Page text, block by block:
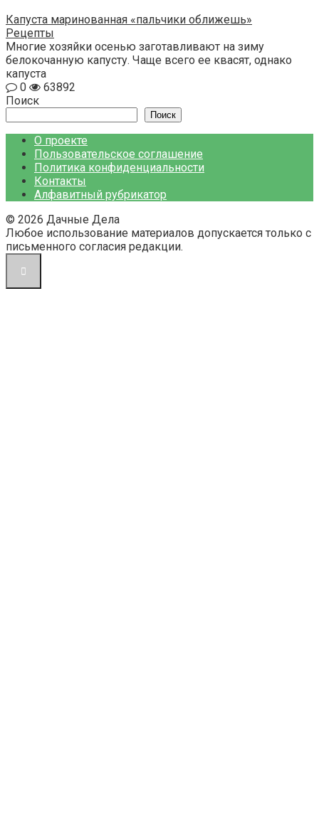
Капуста маринованная «пальчики оближешь»
Рецепты
Многие хозяйки осенью заготавливают на зиму
белокочанную капусту. Чаще всего ее квасят, однако
капуста
0
63892
Поиск
Поиск
О проекте
Пользовательское соглашение
Политика конфиденциальности
Контакты
Алфавитный рубрикатор
© 2026 Дачные Дела
Любое использование материалов допускается только с
письменного согласия редакции.